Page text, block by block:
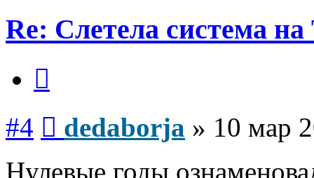
Re: Слетела система
#4 dedaborja » 10 мар
Нулевые годы